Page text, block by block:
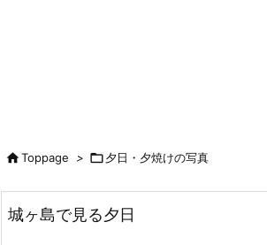
Toppage > 夕日・夕焼けの写真
城ヶ島で見る夕日